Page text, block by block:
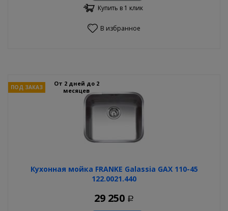
Купить в 1 клик
В избранное
Кухонная мойка FRANKE Galassia GAX 110-45
122.0021.440
ПОД ЗАКАЗ
От 2 дней до 2
месяцев
29 250 Р